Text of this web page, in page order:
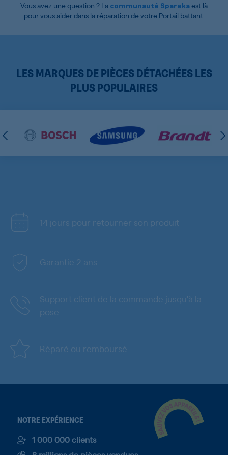
Vous avez une question ? La communauté Spareka est là
pour vous aider dans la réparation de votre Portail battant.
LES MARQUES DE PIÈCES DÉTACHÉES LES
PLUS POPULAIRES
14 jours pour retourner son produit
Garantie 2 ans
Support client de la commande jusqu'à la
pose
Réparé ou remboursé
NOTRE EXPÉRIENCE
1 000 000 clients